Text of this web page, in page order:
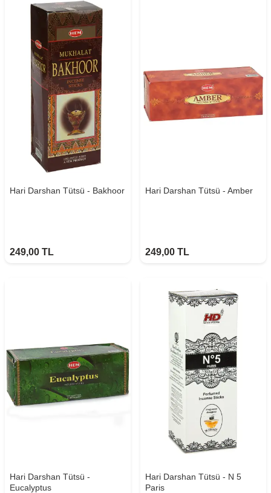
Hari Darshan Tütsü - Bakhoor
249,00 TL
Hari Darshan Tütsü - Amber
249,00 TL
Hari Darshan Tütsü -
Eucalyptus
Hari Darshan Tütsü - N 5
Paris